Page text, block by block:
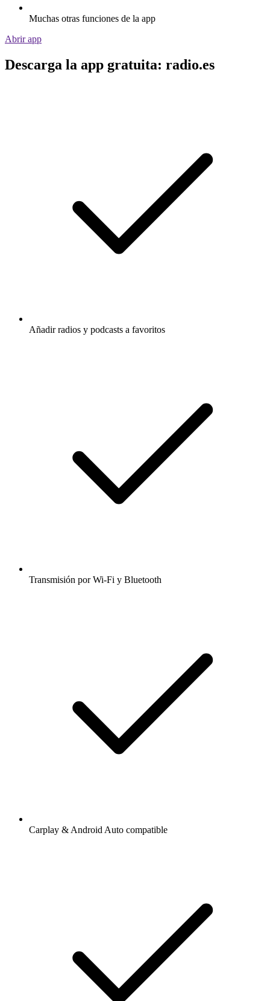
Muchas otras funciones de la app
Abrir app
Descarga la app gratuita: radio.es
Añadir radios y podcasts a favoritos
Transmisión por Wi-Fi y Bluetooth
Carplay & Android Auto compatible